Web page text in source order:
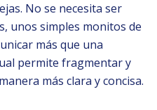
No se necesita ser
unos simples monitos de
más que una
permite fragmentar y
más clara y concisa.